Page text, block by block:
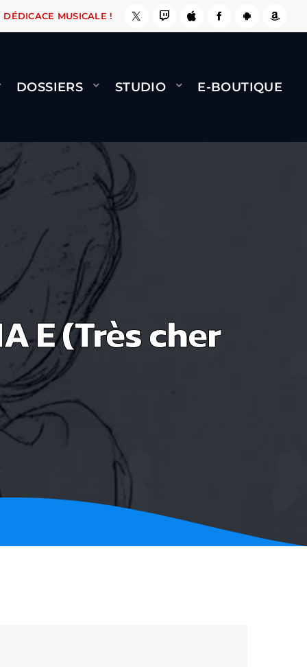
NAMI BERNARD MINET - FLY (GÉNÉRIQUE) COOL CE SITE
DÉDICACE MUSICALE !
DOSSIERS STUDIO E-BOUTIQUE
E (Très cher